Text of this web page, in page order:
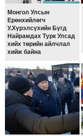
Монгол Улсын
Ерөнхийлөгч
У.Хүрэлсүхийн Бүгд
Найрамдах Турк Улсад
хийх төрийн айлчлал
хийж байна